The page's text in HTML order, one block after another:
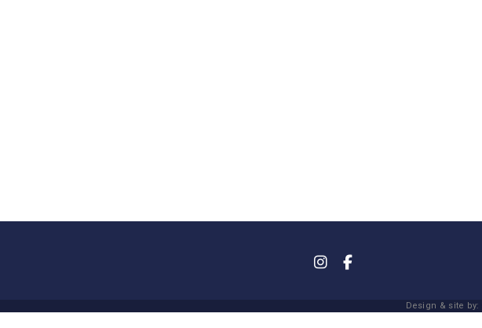
Design & site by: